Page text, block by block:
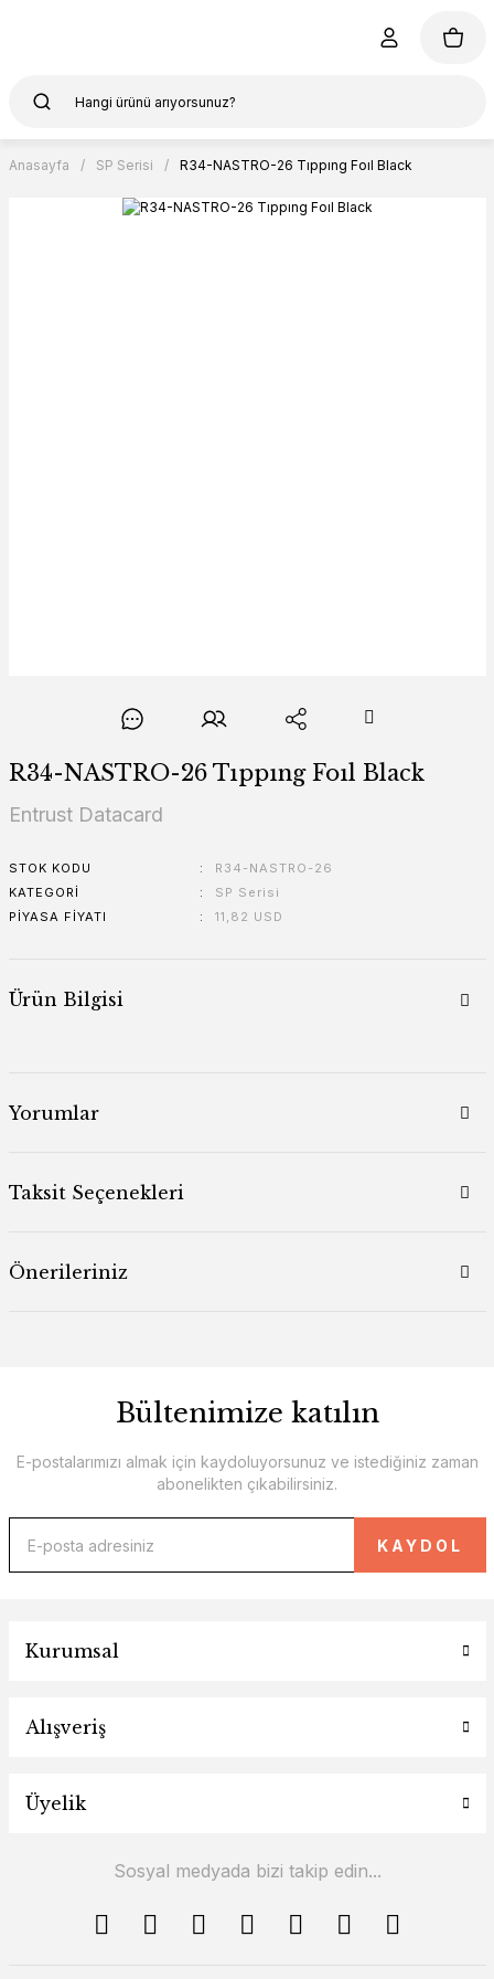
Anasayfa SP Serisi R34-NASTRO-26 Tıppıng Foıl Black
R34-NASTRO-26 Tıppıng Foıl Black
Entrust Datacard
STOK KODU
R34-NASTRO-26
KATEGORI
SP Serisi
PIYASA FIYATI
11,82 USD
Ürün Bilgisi
Yorumlar
Taksit Seçenekleri
Önerileriniz
Bültenimize katılın
E-postalarımızı almak için kaydoluyorsunuz ve istediğiniz zaman
abonelikten çıkabilirsiniz.
KAYDOL
Kurumsal
Alışveriş
Üyelik
Sosyal medyada bizi takip edin...